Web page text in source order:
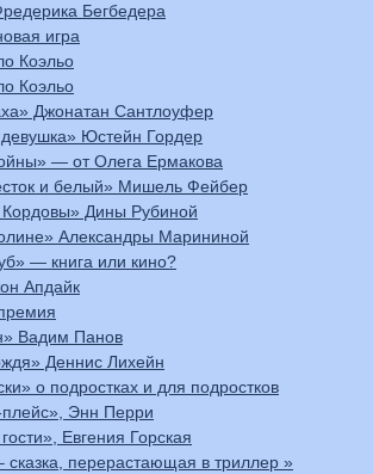
Бегбедера
игра
Коэльо
Коэльо
Джонатан Сантлоуфер
Юстейн Гордер
— от Олега Ермакова
и белый» Мишель Фейбер
Кордовы» Дины Рубиной
Александры Марининой
— книга или кино?
Апдайк
Вадим Панов
Деннис Лихейн
о подростках и для подростков
Энн Перри
Евгения Горская
сказка, перерастающая в триллер »